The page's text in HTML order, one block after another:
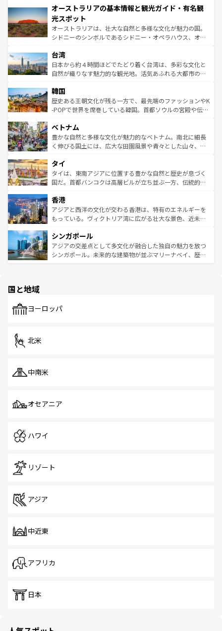
部のニューオーリンズでは、音楽と美食が融合した独特の
文化が魅力。旅行者はアメリカの各地域で異なる魅力を楽
しみながら、その多様性と豊かな歴史を感じることができ
るだろう。車でのロードトリップや列車の旅も、アメリカ
情報は
ワイ島は見逃せない。また、定番の観光地といえばオアフ
島だが、静かな自然を求めるならマウイ島やカウアイ島が
おすすめ。エメラルドグリーンに輝く海をはじめ、豊かな
文化や歴史が息づいている。「アロハスピリット」と呼ば
人々、おいしいローカルフードやハワイアンミュージッ
ク、伝統的なフラダンスなど、すべてがハワイの魅力を彩
っている。訪れるたびに新しい発見と感動が待っているハ
はコンテンツ一覧
オーストラリアの基本情報と観光ガイド・有名観
光スポット
オーストラリアは、壮大な自然と多様な文化が魅力の国。
シドニーのシンボルであるシドニー・オペラハウス、オー
リアリーフや大陸中央部にそびえるウルル（エアーズロッ
ク）、タスマニアの美しい原生林やケアンズの熱帯雨林な
ど、見どころがたくさん。また、カフェやワイン、オージ
いる。アクティビティも充実しており、サーフィンやダイ
ビング、ハイキングなど、アウトドア好きにはたまらな
い。オーストラリアの多彩な魅力を存分に味わいつくそ
参照してほしい。
台湾
日本から約４時間ほどでたどり着く台湾は、多彩な文化と
自然が織りなす魅力的な観光地。活気あふれる大都市の台
ン）、静ひつな山岳地帯である台湾東部など、都市の喧騒
と山間の静けさが共存しており、訪れる人に新しい発見と
驚きをもたらしてくれる。また、奥深い台湾の食文化も魅
容にもいいと評判のスイーツなど、バラエティ豊かな料理
が味わえる。 なお、新着の台湾情報は コンテンツ一覧を参
照してほしい。
韓国
歴史ある王朝文化が残る一方で、最先端のファッションやK
-POPで世界を席巻している韓国。首都ソウルの宮殿や伝統
き、地方に足を延ばせば四季折々の自然美を楽しむことが
できる。そして、キムチや焼肉、絶品のストリートフード
まで、さまざまな韓国料理が待っている。夜には、韓国な
リティに包まれながら、韓国の多彩な魅力を心ゆくまで味
わってみてほしい。 なお、新着の韓国情報はコンテンツ一
覧を参照してほしい。
ベトナム
豊かな自然と多様な文化が魅力的なベトナム。南北に細長
く伸びる国土には、広大な田園風景や青々とした山々、世
急速な発展と共に伝統が息づく。ハノイの古い町並みやホ
ーチミン市のフランス統治時代の建物も、独特の雰囲気を
醸し出している。また、バラエティの豊かさとおいしさで
とつ。フォーやバインミー、ベトナムコーヒーなどは、ぜ
ひ現地で味わいたい。どの地域を訪れてもあたたかい人々
が旅行者を迎えてくれるので、きっと忘れられない旅にな
参照してほしい。
タイ
タイは、東南アジアに位置する豊かな自然と歴史が息づく
国だ。首都バンコクは高層ビルが立ち並ぶ一方、伝統的な
の活気が交差している。北部ではチェンマイなどの山岳地
帯で自然と触れ合い、南部ではプーケットやクラビの美し
いビーチでリゾート気分を楽しむことができる。タイ料理
激する。気候は一年中温暖で、どの季節にも異なる楽しみ
が待っている。親しみやすいタイの人々、仏教を中心とし
た文化、そして多様な観光資源が、訪れる旅人を魅了し続
香港
アジアと西洋の文化が交わる香港は、特有のエネルギーを
もっている。ヴィクトリア湾に広がる壮大な景色、近未来
み、どこを訪れても感動するはず。観光スポットが密集し
ており、効率よく見どころを回れるのも魅力。息をのむよ
うな絶景から文化的な体験まで、香港を存分に楽しみ尽く
シンガポール
アジアの交差点として多文化が融合した独自の魅力を放つ
シンガポール。未来的な建築物が並ぶマリーナベイ、歴史
で、ホーカーズは地元の風情を楽しめる外せないスポット
国と地域
ヨーロッパ
北米
中南米
オセアニア
ハワイ
リゾート
アジア
中近東
アフリカ
日本